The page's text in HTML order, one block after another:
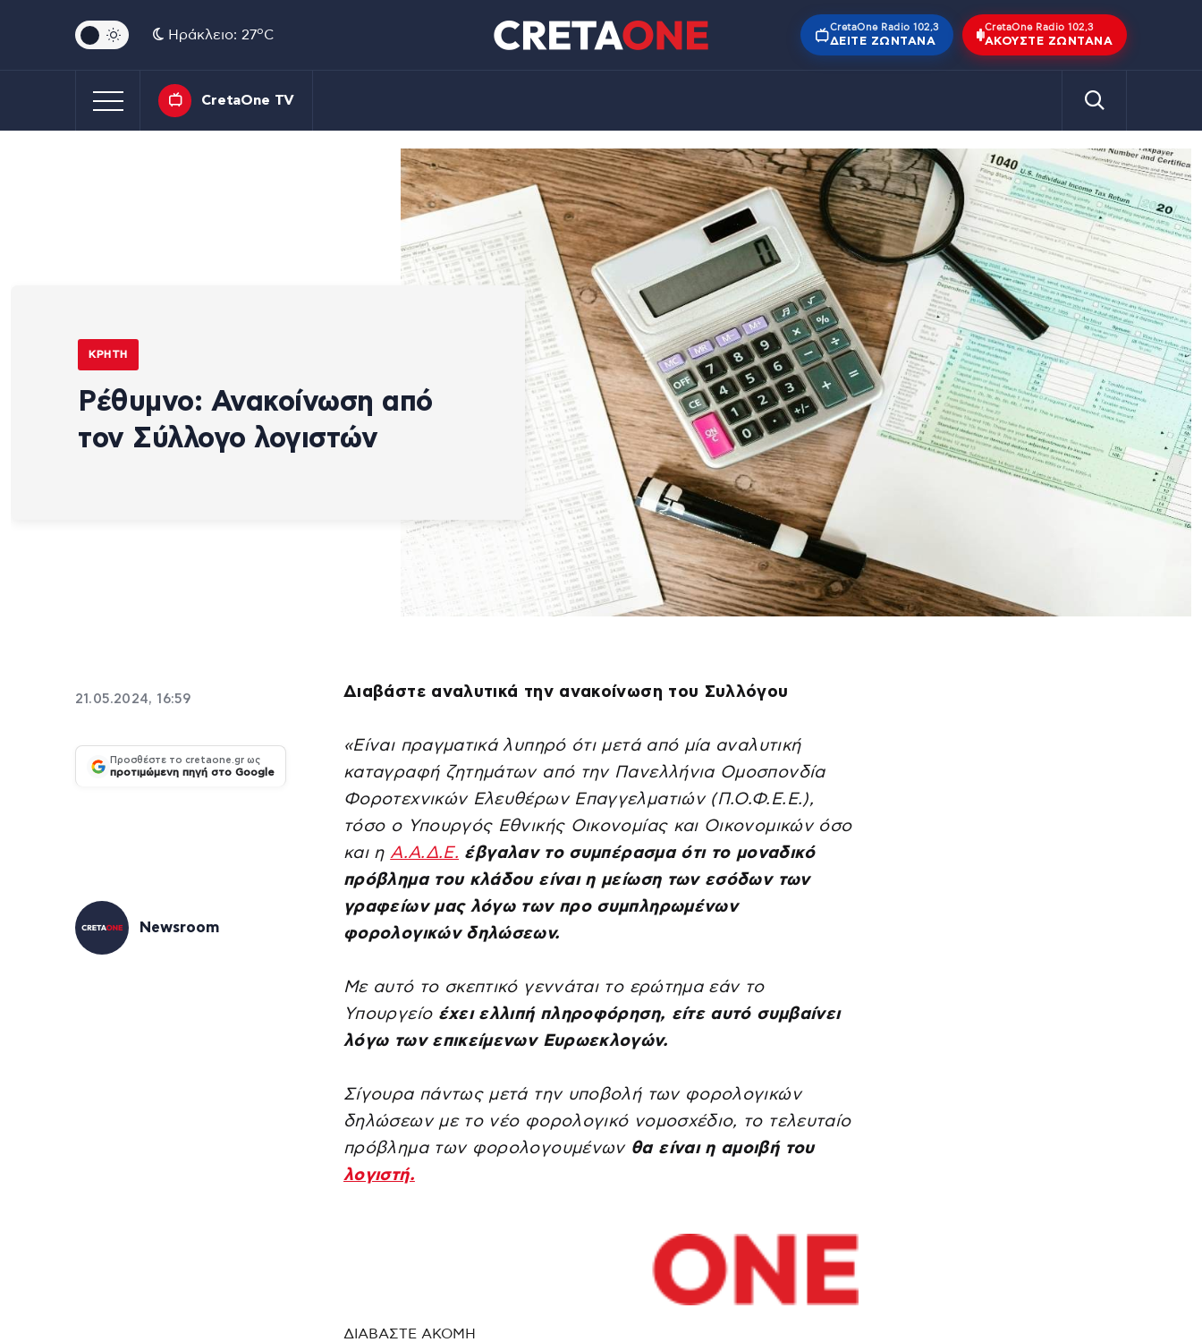
Ηράκλειο: 27oC
CretaOne Radio 102,3
ΔΕΊΤΕ ΖΩΝΤΑΝΆ
CretaOne Radio 102,3
ΑΚΟΎΣΤΕ ΖΩΝΤΑΝΆ
CretaOne TV
ΚΡΉΤΗ
Ρέθυμνο: Ανακοίνωση από
τον Σύλλογο λογιστών
21.05.2024, 16:59
Προσθέστε το cretaone.gr ως
προτιμώμενη πηγή στο Google
Newsroom
Διαβάστε αναλυτικά την ανακοίνωση του Συλλόγου
«Είναι πραγματικά λυπηρό ότι μετά από μία αναλυτική
καταγραφή ζητημάτων από την Πανελλήνια Ομοσπονδία
Φοροτεχνικών Ελευθέρων Επαγγελματιών (Π.Ο.Φ.Ε.Ε.),
τόσο ο Υπουργός Εθνικής Οικονομίας και Οικονομικών όσο
και ηΑ.Α.Δ.Ε. έβγαλαν το συμπέρασμα ότι το μοναδικό
πρόβλημα του κλάδου είναι η μείωση των εσόδων των
γραφείων μας λόγω των προ συμπληρωμένων
φορολογικών δηλώσεων.
Με αυτό το σκεπτικό γεννάται το ερώτημα εάν το
Υπουργείοέχει ελλιπή πληροφόρηση, είτε αυτό συμβαίνει
λόγω των επικείμενων Ευρωεκλογών.
Σίγουρα πάντως μετά την υποβολή των φορολογικών
δηλώσεων με το νέο φορολογικό νομοσχέδιο, το τελευταίο
πρόβλημα των φορολογουμένωνθα είναι η αμοιβή του
λογιστή.
ΔΙΑΒΑΣΤΕ ΑΚΟΜΗ